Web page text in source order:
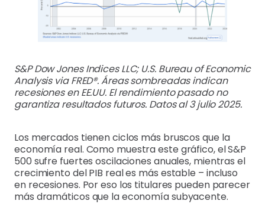
S&P Dow Jones Indices LLC; U.S. Bureau of Economic
Analysis via FRED®. Áreas sombreadas indican
recesiones en EE.UU. El rendimiento pasado no
garantiza resultados futuros. Datos al 3 julio 2025.
Los mercados tienen ciclos más bruscos que la
economía real. Como muestra este gráfico, el S&P
500 sufre fuertes oscilaciones anuales, mientras el
crecimiento del PIB real es más estable – incluso
en recesiones. Por eso los titulares pueden parecer
más dramáticos que la economía subyacente.